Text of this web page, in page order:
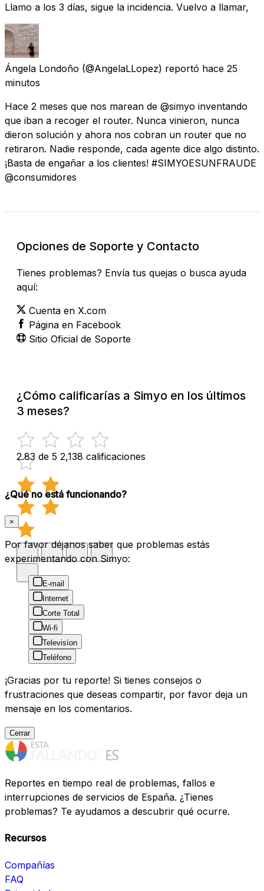
Llamo a los 3 días, sigue la incidencia. Vuelvo a llamar,
Ángela Londoño (@AngelaLLopez) reportó hace 25
minutos
Hace 2 meses que nos marean de @simyo inventando
que iban a recoger el router. Nunca vinieron, nunca
dieron solución y ahora nos cobran un router que no
retiraron. Nadie responde, cada agente dice algo distinto.
¡Basta de engañar a los clientes! #SIMYOESUNFRAUDE
@consumidores
Opciones de Soporte y Contacto
Tienes problemas? Envía tus quejas o busca ayuda
aquí:
Cuenta en X.com
Página en Facebook
Sitio Oficial de Soporte
¿Cómo calificarías a Simyo en los últimos
3 meses?
2.83 de 5 2,138 calificaciones
¿Qué no está funcionando?
×
Por favor déjanos saber que problemas estás
experimentando con Simyo:
E-mail
Internet
Corte Total
Wi-fi
Televisíon
Teléfono
¡Gracias por tu reporte! Si tienes consejos o
frustraciones que deseas compartir, por favor deja un
mensaje en los comentarios.
Cerrar
Reportes en tiempo real de problemas, fallos e
interrupciones de servicios de España. ¿Tienes
problemas? Te ayudamos a descubrir qué ocurre.
Recursos
Compañías
FAQ